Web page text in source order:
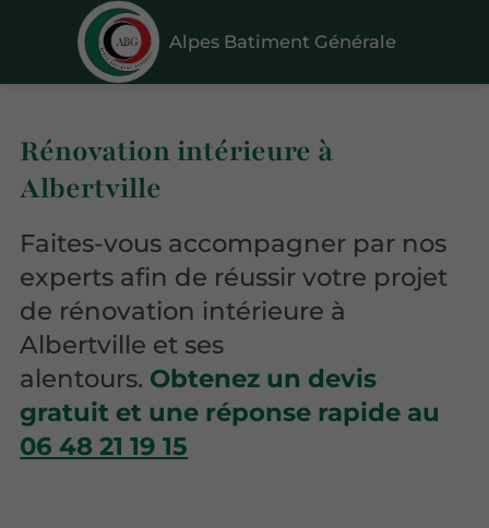
Alpes Batiment Générale
Rénovation intérieure à
Albertville
Faites-vous accompagner par nos
experts afin de réussir votre projet
de rénovation intérieure à
Albertville et ses
alentours. Obtenez un devis
gratuit et une réponse rapide au
06 48 21 19 15